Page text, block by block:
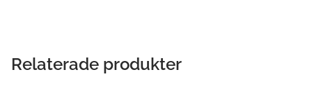
Relaterade produkter